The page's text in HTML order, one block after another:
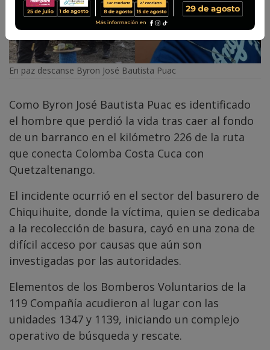
En paz descanse Byron José Bautista Puac
Como Byron José Bautista Puac es identificado
el hombre que perdió la vida tras caer al fondo
de un barranco en el kilómetro 226 de la ruta
que conecta Colomba Costa Cuca con
Quetzaltenango.
El incidente ocurrió en el sector del basurero de
Chiquihuite, donde la víctima, quien se dedicaba
a la recolección de basura, cayó en una zona de
difícil acceso por causas que aún son
investigadas por las autoridades.
Elementos de los Bomberos Voluntarios de la
119 Compañía acudieron al lugar con las
unidades 1347 y 1139, iniciando un complejo
operativo de búsqueda y rescate.